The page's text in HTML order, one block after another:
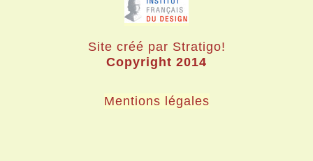
Site créé par Stratigo!
Copyright 2014
Mentions légales